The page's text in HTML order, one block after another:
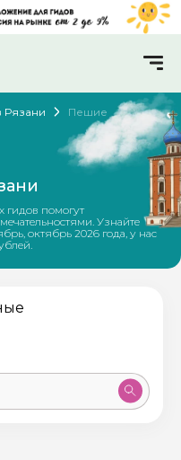
Рязани Пешие
гидов помогут
Узнайте
октябрь 2026 года, у нас